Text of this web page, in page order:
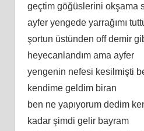
geçtim göğüslerini okşama
ayfer yengede yarrağımı
şortun üstünden off demir
heyecanlandım ama ayfer
yengenin nefesi kesilmişti
kendime geldim biran
ben ne yapıyorum dedim
kadar şimdi gelir bayram